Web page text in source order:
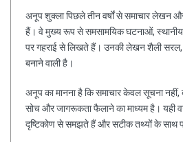
अनूप शुक्ला पिछले तीन वर्षों से समाचार लेखन
हैं। वे मुख्य रूप से समसामयिक घटनाओं, स्थानीय
पर गहराई से लिखते हैं। उनकी लेखन शैली
बनाने वाली है।
अनूप का मानना है कि समाचार केवल सूचना
सोच और जागरूकता फैलाने का माध्यम है। यही
दृष्टिकोण से समझते हैं और सटीक तथ्यों के साथ